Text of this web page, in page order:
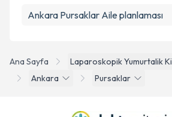
Ana Sayfa
Laparoskopik Yumurtalik
Ankara
Pursaklar
Ankara Pursaklar Aile planlaması